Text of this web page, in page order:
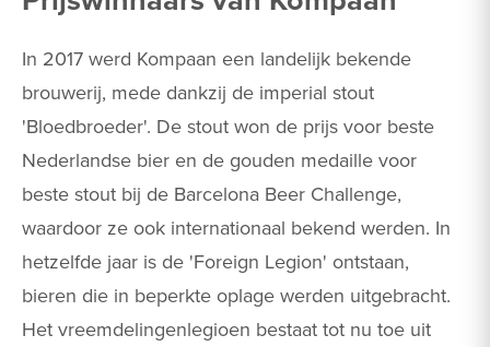
In 2017 werd Kompaan een landelijk bekende
brouwerij, mede dankzij de imperial stout
'Bloedbroeder'. De stout won de prijs voor beste
Nederlandse bier en de gouden medaille voor
beste stout bij de Barcelona Beer Challenge,
waardoor ze ook internationaal bekend werden. In
hetzelfde jaar is de 'Foreign Legion' ontstaan,
bieren die in beperkte oplage werden uitgebracht.
Het vreemdelingenlegioen bestaat tot nu toe uit